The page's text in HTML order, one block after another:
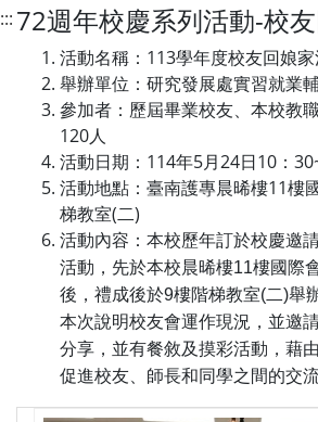
::: 72週年校慶系列活動-校
活動名稱：113學年度校友回娘
舉辦單位：研究發展處實習就業
參加者：歷屆畢業校友、本校教
120人
活動日期：114年5月24日10：
活動地點：臺南護專晨晞樓11樓
梯教室(二)
活動內容： 本校歷年訂於校慶邀
活動，先於本校晨晞樓11樓國際
後，禮成後於9樓階梯教室(二)舉
本次說明校友會運作現況，並邀
分享，並有餐敘及摸彩活動，藉
促進校友、師長和同學之間的交流